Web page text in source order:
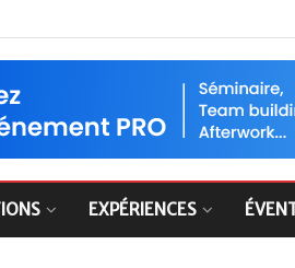
EXPÉRIENCES